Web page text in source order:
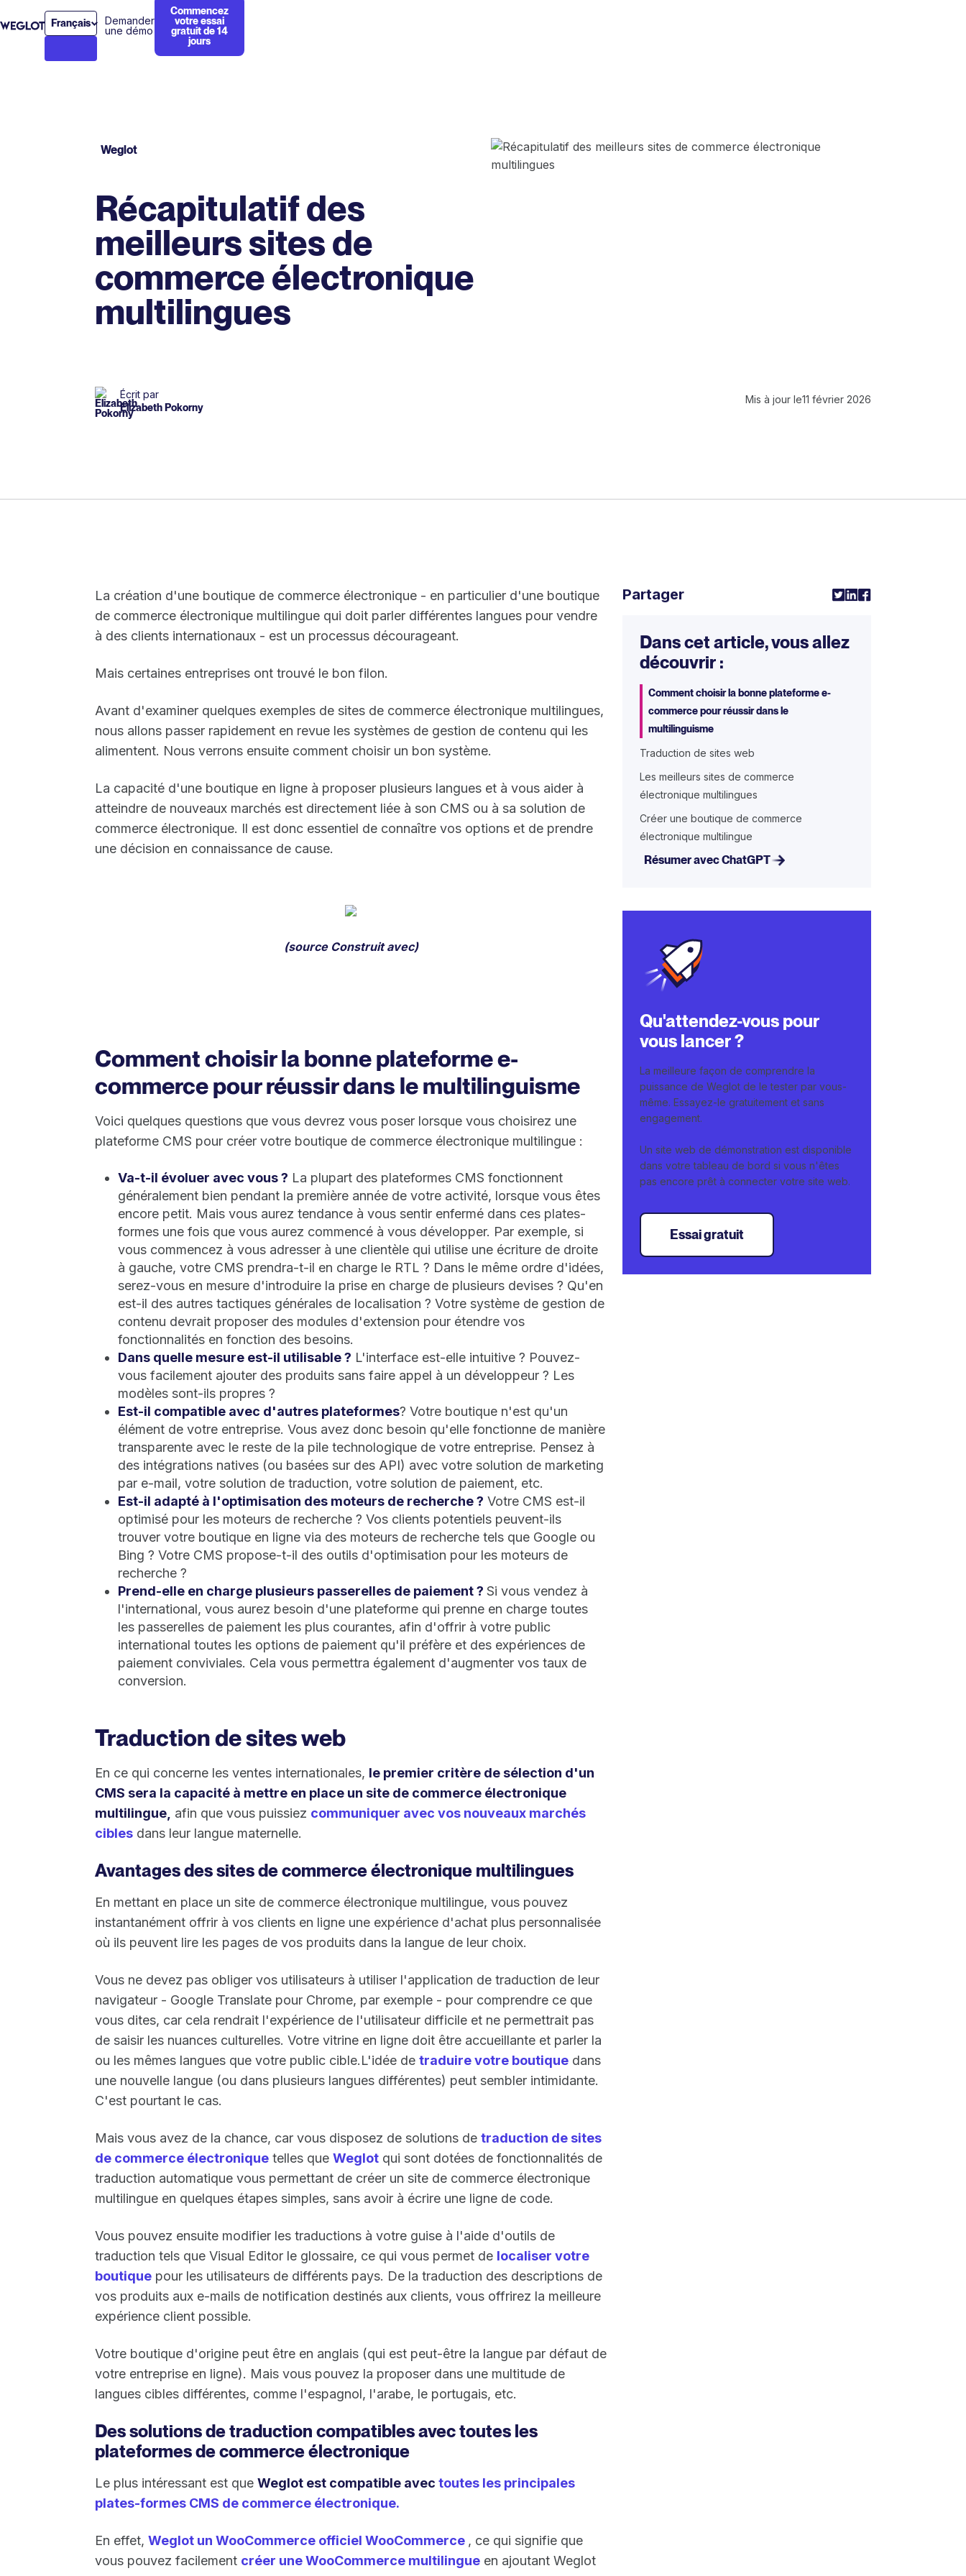
Français
Demander
une démo
Commencez
votre essai
gratuit de 14
jours
Weglot
Récapitulatif des
meilleurs sites de
commerce électronique
multilingues
Écrit par
Elizabeth Pokorny
Mis à jour le11 février 2026
La création d'une boutique de commerce électronique - en particulier d'une boutique
de commerce électronique multilingue qui doit parler différentes langues pour vendre
à des clients internationaux - est un processus décourageant.
Mais certaines entreprises ont trouvé le bon filon.
Avant d'examiner quelques exemples de sites de commerce électronique multilingues,
nous allons passer rapidement en revue les systèmes de gestion de contenu qui les
alimentent. Nous verrons ensuite comment choisir un bon système.
La capacité d'une boutique en ligne à proposer plusieurs langues et à vous aider à
atteindre de nouveaux marchés est directement liée à son CMS ou à sa solution de
commerce électronique. Il est donc essentiel de connaître vos options et de prendre
une décision en connaissance de cause.
(source Construit avec)
Comment choisir la bonne plateforme e-
commerce pour réussir dans le multilinguisme
Voici quelques questions que vous devrez vous poser lorsque vous choisirez une
plateforme CMS pour créer votre boutique de commerce électronique multilingue :
Va-t-il évoluer avec vous ? La plupart des plateformes CMS fonctionnent
généralement bien pendant la première année de votre activité, lorsque vous êtes
encore petit. Mais vous aurez tendance à vous sentir enfermé dans ces plates-
formes une fois que vous aurez commencé à vous développer. Par exemple, si
vous commencez à vous adresser à une clientèle qui utilise une écriture de droite
à gauche, votre CMS prendra-t-il en charge le RTL ? Dans le même ordre d'idées,
serez-vous en mesure d'introduire la prise en charge de plusieurs devises ? Qu'en
est-il des autres tactiques générales de localisation ? Votre système de gestion de
contenu devrait proposer des modules d'extension pour étendre vos
fonctionnalités en fonction des besoins.
Dans quelle mesure est-il utilisable ? L'interface est-elle intuitive ? Pouvez-
vous facilement ajouter des produits sans faire appel à un développeur ? Les
modèles sont-ils propres ?
Est-il compatible avec d'autres plateformes? Votre boutique n'est qu'un
élément de votre entreprise. Vous avez donc besoin qu'elle fonctionne de manière
transparente avec le reste de la pile technologique de votre entreprise. Pensez à
des intégrations natives (ou basées sur des API) avec votre solution de marketing
par e-mail, votre solution de traduction, votre solution de paiement, etc.
Est-il adapté à l'optimisation des moteurs de recherche ? Votre CMS est-il
optimisé pour les moteurs de recherche ? Vos clients potentiels peuvent-ils
trouver votre boutique en ligne via des moteurs de recherche tels que Google ou
Bing ? Votre CMS propose-t-il des outils d'optimisation pour les moteurs de
recherche ?
Prend-elle en charge plusieurs passerelles de paiement ? Si vous vendez à
l'international, vous aurez besoin d'une plateforme qui prenne en charge toutes
les passerelles de paiement les plus courantes, afin d'offrir à votre public
international toutes les options de paiement qu'il préfère et des expériences de
paiement conviviales. Cela vous permettra également d'augmenter vos taux de
conversion.
Traduction de sites web
En ce qui concerne les ventes internationales, le premier critère de sélection d'un
CMS sera la capacité à mettre en place un site de commerce électronique
multilingue, afin que vous puissiez communiquer avec vos nouveaux marchés
cibles dans leur langue maternelle.
Avantages des sites de commerce électronique multilingues
En mettant en place un site de commerce électronique multilingue, vous pouvez
instantanément offrir à vos clients en ligne une expérience d'achat plus personnalisée
où ils peuvent lire les pages de vos produits dans la langue de leur choix.
Vous ne devez pas obliger vos utilisateurs à utiliser l'application de traduction de leur
navigateur - Google Translate pour Chrome, par exemple - pour comprendre ce que
vous dites, car cela rendrait l'expérience de l'utilisateur difficile et ne permettrait pas
de saisir les nuances culturelles. Votre vitrine en ligne doit être accueillante et parler la
ou les mêmes langues que votre public cible.L'idée de traduire votre boutique dans
une nouvelle langue (ou dans plusieurs langues différentes) peut sembler intimidante.
C'est pourtant le cas.
Mais vous avez de la chance, car vous disposez de solutions de traduction de sites
de commerce électronique telles que Weglot qui sont dotées de fonctionnalités de
traduction automatique vous permettant de créer un site de commerce électronique
multilingue en quelques étapes simples, sans avoir à écrire une ligne de code.
Vous pouvez ensuite modifier les traductions à votre guise à l'aide d'outils de
traduction tels que Visual Editor le glossaire, ce qui vous permet de localiser votre
boutique pour les utilisateurs de différents pays. De la traduction des descriptions de
vos produits aux e-mails de notification destinés aux clients, vous offrirez la meilleure
expérience client possible.
Votre boutique d'origine peut être en anglais (qui est peut-être la langue par défaut de
votre entreprise en ligne). Mais vous pouvez la proposer dans une multitude de
langues cibles différentes, comme l'espagnol, l'arabe, le portugais, etc.
Des solutions de traduction compatibles avec toutes les
plateformes de commerce électronique
Le plus intéressant est que Weglot est compatible avec toutes les principales
plates-formes CMS de commerce électronique.
En effet, Weglot un WooCommerce officiel WooCommerce , ce qui signifie que
vous pouvez facilement créer une WooCommerce multilingue en ajoutant Weglot
Partager
Dans cet article, vous allez
découvrir :
Comment choisir la bonne plateforme e-
commerce pour réussir dans le
multilinguisme
Traduction de sites web
Les meilleurs sites de commerce
électronique multilingues
Créer une boutique de commerce
électronique multilingue
Résumer avec ChatGPT
Qu'attendez-vous pour
vous lancer ?
La meilleure façon de comprendre la
puissance de Weglot de le tester par vous-
même. Essayez-le gratuitement et sans
engagement.
Un site web de démonstration est disponible
dans votre tableau de bord si vous n'êtes
pas encore prêt à connecter votre site web.
Essai gratuit